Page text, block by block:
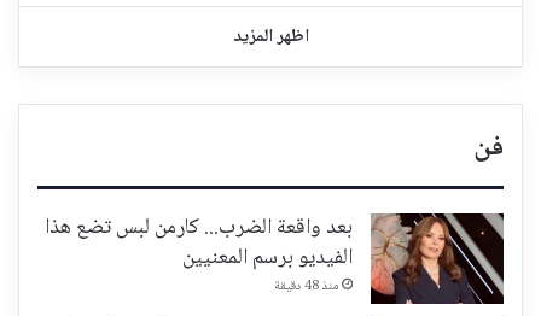
اظهر المزيد
فن
بعد واقعة الضرب... كارمن لبس تضع هذا
الفيديو برسم المعنيين
منذ 48 دقيقة